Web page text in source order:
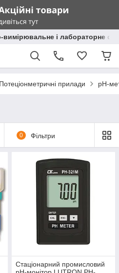
і лабораторне
Потеціонметричні прилади pH-
0 Фільтри
Стаціонарний промисловий